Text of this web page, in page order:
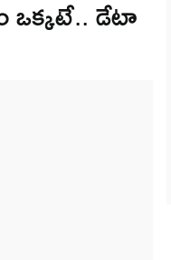
ఒక్కటే.. డేటా